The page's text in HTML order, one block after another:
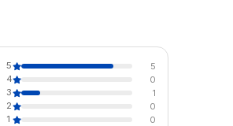
5
5
4
0
3
1
2
0
1
0